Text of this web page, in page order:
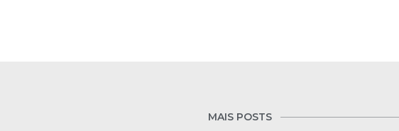
MAIS POSTS